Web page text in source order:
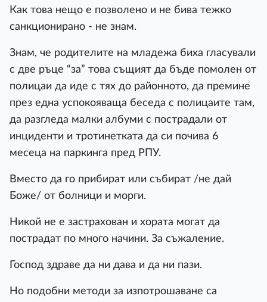
Как това нещо е позволено и не бива тежко
санкционирано - не знам.
Знам, че родителите на младежа биха гласували
с две ръце “за” това същият да бъде помолен от
полицаи да иде с тях до районното, да премине
през една успокояваща беседа с полицаите там,
да разгледа малки албуми с пострадали от
инциденти и тротинетката да си почива 6
месеца на паркинга пред РПУ.
Вместо да го прибират или събират /не дай
Боже/ от болници и морги.
Никой не е застрахован и хората могат да
пострадат по много начини. За съжаление.
Господ здраве да ни дава и да ни пази.
Но подобни методи за изпотрошаване са